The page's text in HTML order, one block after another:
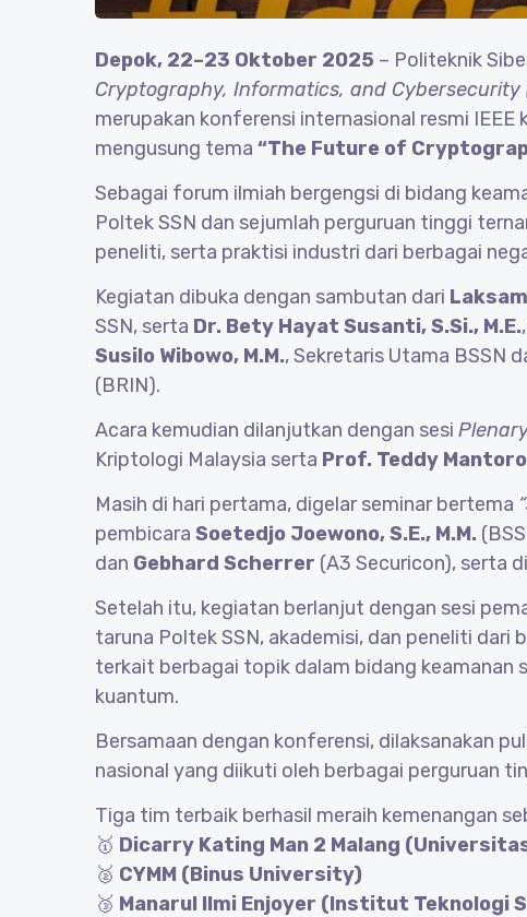
Depok, 22–23 Oktober 2025 – Politeknik
Cryptography, Informatics, and Cybersecurity
merupakan konferensi internasional resmi
mengusung tema “The Future of
Sebagai forum ilmiah bergengsi di bidang
Poltek SSN dan sejumlah perguruan tinggi
peneliti, serta praktisi industri dari berbagai
Kegiatan dibuka dengan sambutan dari
SSN, serta Dr. Bety Hayat Susanti, S.Si., M.E.
Susilo Wibowo, M.M., Sekretaris Utama BSSN
(BRIN).
Acara kemudian dilanjutkan dengan sesi
Kriptologi Malaysia serta Prof. Teddy Mantoro
Masih di hari pertama, digelar seminar bertema
pembicara Soetedjo Joewono, S.E., M.M.
dan Gebhard Scherrer (A3 Securicon), serta
Setelah itu, kegiatan berlanjut dengan sesi
taruna Poltek SSN, akademisi, dan peneliti dari
terkait berbagai topik dalam bidang
kuantum.
Bersamaan dengan konferensi, dilaksanakan
nasional yang diikuti oleh berbagai perguruan
Tiga tim terbaik berhasil meraih kemenangan
🥇 Dicarry Kating Man 2 Malang
🥈 CYMM (Binus University)
🥉 Manarul Ilmi Enjoyer (Institut Teknologi